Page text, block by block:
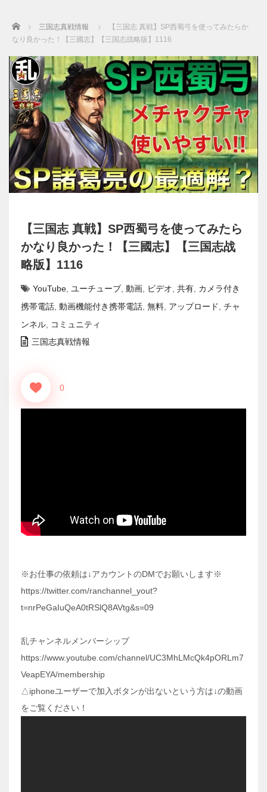
Home 三国志真戦情報
【三国志 真戦】SP西蜀弓を使ってみたらか
なり良かった！【三國志】【三国志战略版】1116
【三国志 真戦】SP西蜀弓を使ってみたら
かなり良かった！【三國志】【三国志战
略版】1116
YouTube ユーチューブ 動画 ビデオ 共有 カメラ付き
携帯電話 動画機能付き携帯電話 無料 アップロード
チャ
ンネル
コミュニティ
三国志真戦情報
0
※お仕事の依頼は↓アカウントのDMでお願いします※
https://twitter.com/ranchannel_yout?
t=nrPeGaIuQeA0tRSlQ8AVtg&s=09
乱チャンネルメンバーシップ
https://www.youtube.com/channel/UC3MhLMcQk4pORLm7
VeapEYA/membership
△iphoneユーザーで加入ボタンが出ないという方は↓の動画
をご覧ください！